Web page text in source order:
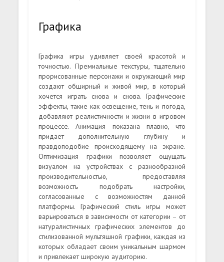
Графика
Графика игры удивляет своей красотой и
точностью. Премиальные текстуры, тщательно
прорисованные персонажи и окружающий мир
создают обширный и живой мир, в который
хочется играть снова и снова. Графические
эффекты, такие как освещение, тень и погода,
добавляют реалистичности и жизни в игровом
процессе. Анимация показана плавно, что
придаёт дополнительную глубину и
правдоподобие происходящему на экране.
Оптимизация графики позволяет ощущать
визуалом на устройствах с разнообразной
производительностью, предоставляя
возможность подобрать настройки,
согласованные с возможностям данной
платформы. Графический стиль игры может
варьироваться в зависимости от категории – от
натуралистичных графических элементов до
стилизованной мультяшной графики, каждая из
которых обладает своим уникальным шармом
и привлекает широкую аудиторию.